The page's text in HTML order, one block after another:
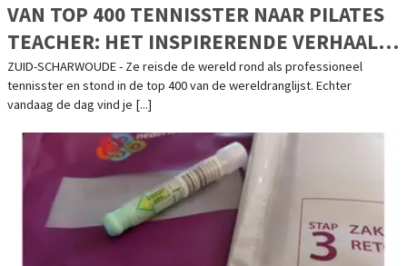
VAN TOP 400 TENNISSTER NAAR PILATES
TEACHER: HET INSPIRERENDE VERHAAL
ACHTER PILATES BY DENISA
ZUID-SCHARWOUDE - Ze reisde de wereld rond als professioneel
tennisster en stond in de top 400 van de wereldranglijst. Echter
vandaag de dag vind je [...]